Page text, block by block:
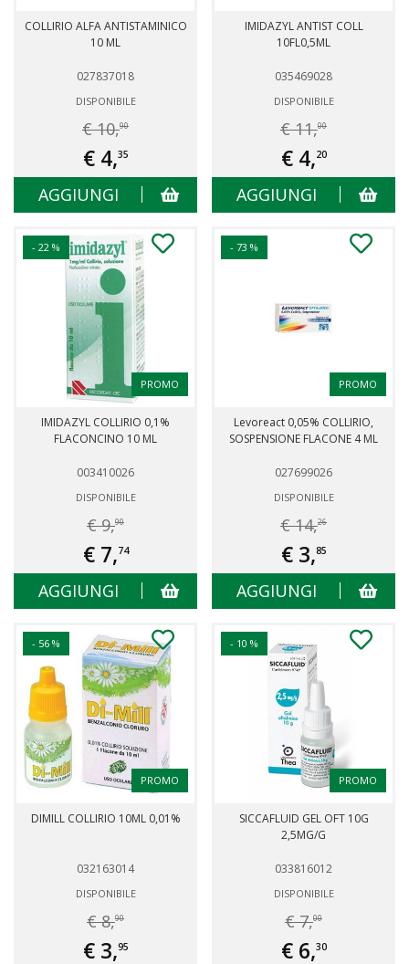
COLLIRIO ALFA ANTISTAMINICO
10 ML
027837018
DISPONIBILE
€ 10,90
€ 4,35
AGGIUNGI
IMIDAZYL ANTIST COLL
10FL0,5ML
035469028
DISPONIBILE
€ 11,00
€ 4,20
AGGIUNGI
- 22 %
PROMO
IMIDAZYL COLLIRIO 0,1%
FLACONCINO 10 ML
003410026
DISPONIBILE
€ 9,90
€ 7,74
AGGIUNGI
- 73 %
PROMO
Levoreact 0,05% COLLIRIO,
SOSPENSIONE FLACONE 4 ML
027699026
DISPONIBILE
€ 14,26
€ 3,85
AGGIUNGI
- 56 %
PROMO
DIMILL COLLIRIO 10ML 0,01%
032163014
DISPONIBILE
€ 8,90
€ 3,95
- 10 %
PROMO
SICCAFLUID GEL OFT 10G
2,5MG/G
033816012
DISPONIBILE
€ 7,00
€ 6,30